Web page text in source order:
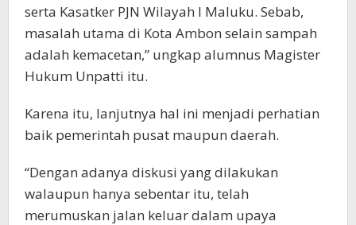
serta Kasatker PJN Wilayah I Maluku. Sebab,
masalah utama di Kota Ambon selain sampah
adalah kemacetan,” ungkap alumnus Magister
Hukum Unpatti itu.
Karena itu, lanjutnya hal ini menjadi perhatian
baik pemerintah pusat maupun daerah.
“Dengan adanya diskusi yang dilakukan
walaupun hanya sebentar itu, telah
merumuskan jalan keluar dalam upaya